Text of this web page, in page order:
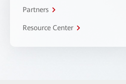
Partners
Resource Center